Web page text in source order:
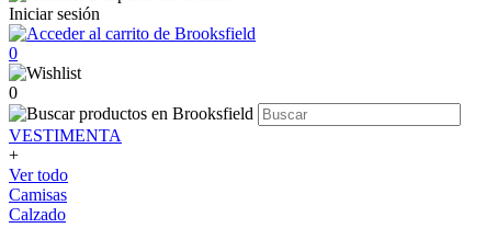
Iniciar sesión
0
0
VESTIMENTA
+
Ver todo
Camisas
Calzado